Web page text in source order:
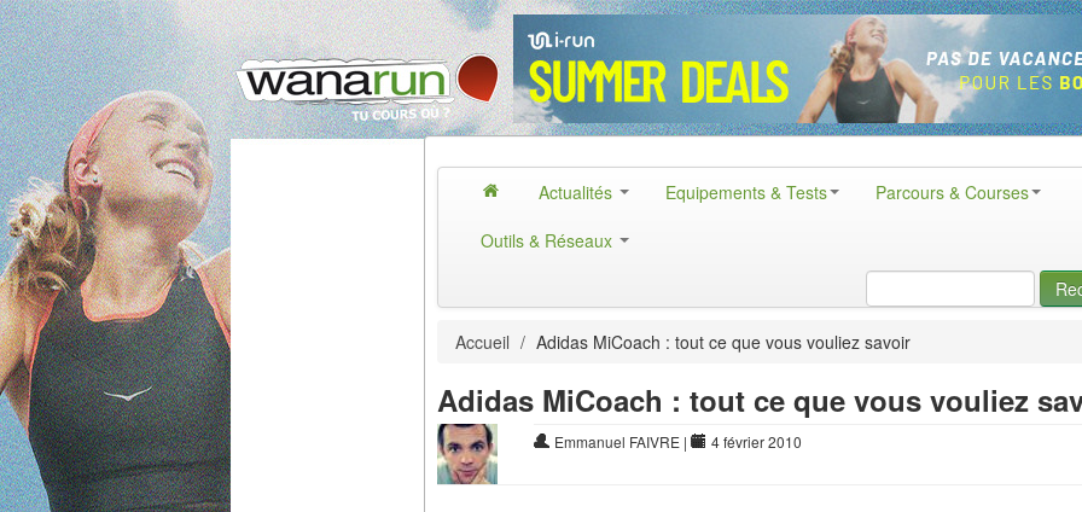
Actualités Equipements & Tests
Parcours & Courses
Outils & Réseaux
Accueil / Adidas MiCoach : tout ce que vous vouliez savoir
Adidas MiCoach : tout ce que vous vouliez
Emmanuel FAIVRE | 4 février 2010